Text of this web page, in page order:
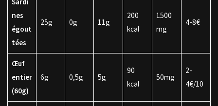
nes
égout
tées
25g 0g 11g
200
kcal
1500
mg
4-8€
Œuf
entier
(60g)
6g 0,5g 5g
90
kcal
50mg
2-
4€/10